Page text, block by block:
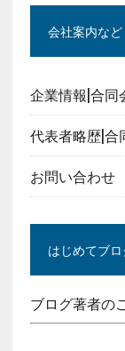
会社案内など
企業情報|合同
代表者略歴|合
お問い合わせ
はじめてブ
ブログ著者の